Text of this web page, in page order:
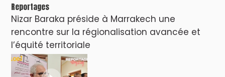
Reportages
Nizar Baraka préside à Marrakech une
rencontre sur la régionalisation avancée et
l’équité territoriale